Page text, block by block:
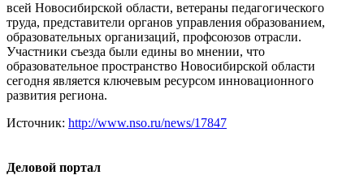
всей Новосибирской области, ветераны педагогического
труда, представители органов управления образованием,
образовательных организаций, профсоюзов отрасли.
Участники съезда были едины во мнении, что
образовательное пространство Новосибирской области
сегодня является ключевым ресурсом инновационного
развития региона.
Источник: http://www.nso.ru/news/17847
Деловой портал